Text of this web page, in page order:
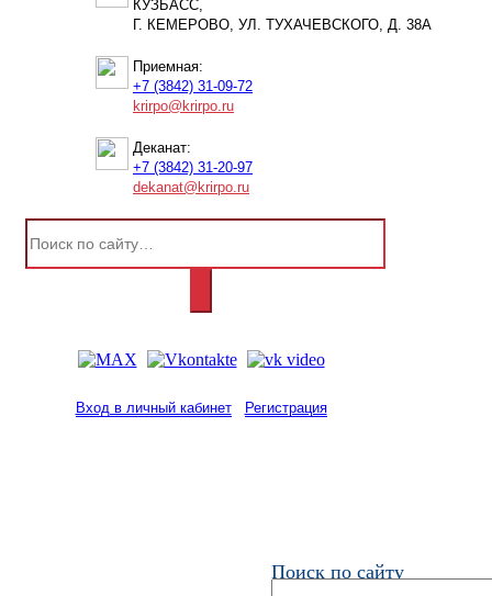
Поиск по сайту
КУЗБАСС,
Г. КЕМЕРОВО, УЛ. ТУХАЧЕВСКОГО, Д. 38А
Приемная:
+7 (3842) 31-09-72
krirpo@krirpo.ru
Деканат:
+7 (3842) 31-20-97
dekanat@krirpo.ru
Вход в личный кабинет Регистрация